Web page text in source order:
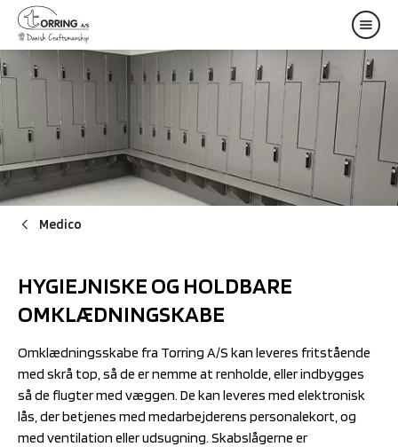
Medico
HYGIEJNISKE OG HOLDBARE
OMKLÆDNINGSKABE
Omklædningsskabe fra Torring A/S kan leveres fritstående
med skrå top, så de er nemme at renholde, eller indbygges
så de flugter med væggen. De kan leveres med elektronisk
lås, der betjenes med medarbejderens personalekort, og
med ventilation eller udsugning. Skabslågerne er